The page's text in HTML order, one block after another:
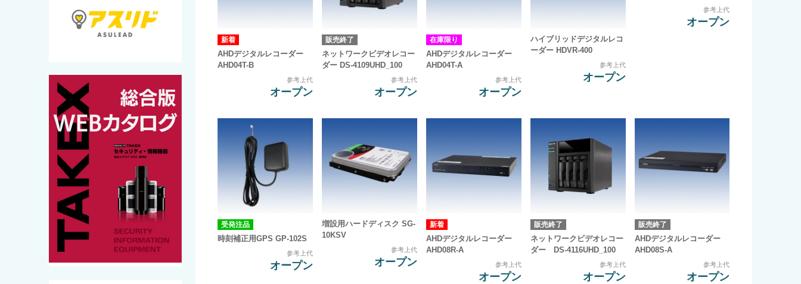
AHDデジタルレコーダー
AHD04T-B
参考上代
オープン
販売終了
ネットワークビデオレコー
ダー DS-4109UHD_100
参考上代
オープン
在庫限り
AHDデジタルレコーダー
AHD04T-A
参考上代
オープン
ハイブリッドデジタルレコ
ーダー HDVR-400
参考上代
オープン
参考上代
オープン
受発注品
時刻補正用GPS GP-102S
参考上代
オープン
増設用ハードディスク SG-
10KSV
参考上代
オープン
AHDデジタルレコーダー
AHD08R-A
参考上代
オープン
販売終了
ネットワークビデオレコー
ダー DS-4116UHD_100
参考上代
オープン
販売終了
AHDデジタルレコーダー
AHD08S-A
参考上代
オープン